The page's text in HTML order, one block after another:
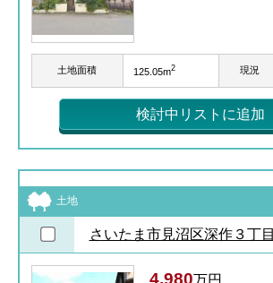
土地面積 125.05m2 現況
検討中リストに追加
土地
さいたま市見沼区深作３丁目
4,980万円